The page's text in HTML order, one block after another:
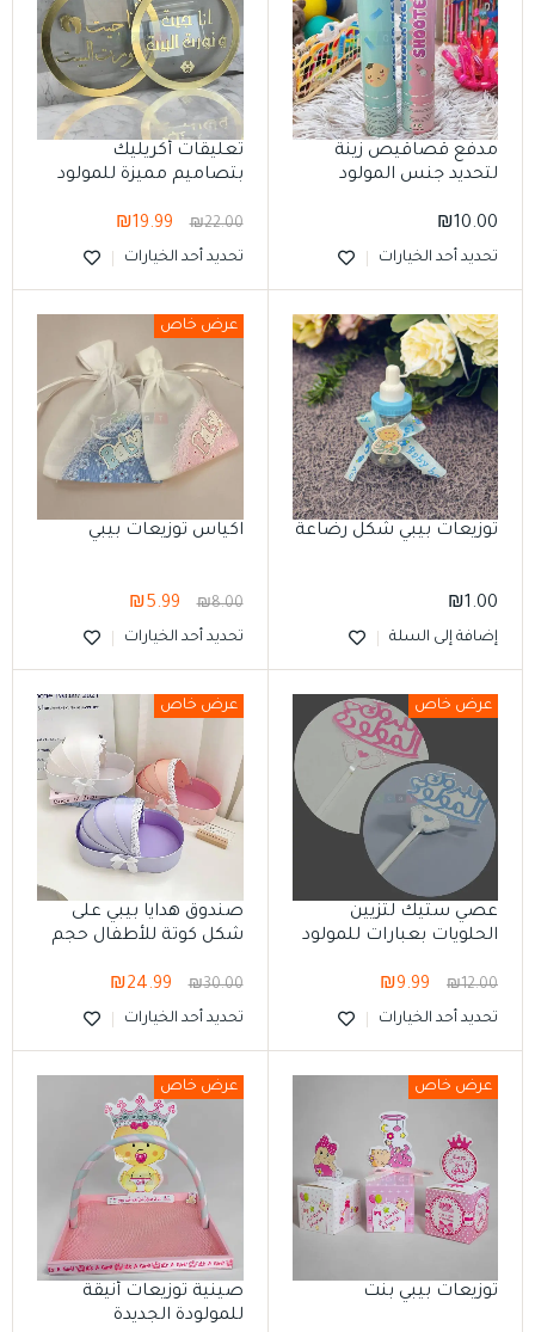
مدفع قصاقيص زينة
لتحديد جنس المولود
₪10.00
تحديد أحد الخيارات
تعليقات أكريليك
بتصاميم مميزة للمولود
₪22.00
₪19.99
تحديد أحد الخيارات
توزيعات بيبي شكل رضاعة
₪1.00
إضافة إلى السلة
اكياس توزيعات بيبي
عرض خاص
₪8.00
₪5.99
تحديد أحد الخيارات
عصي ستيك لتزيين
الحلويات بعبارات للمولود
عرض خاص
₪12.00
₪9.99
تحديد أحد الخيارات
صندوق هدايا بيبي على
شكل كوتة للأطفال حجم
عرض خاص
₪30.00
₪24.99
تحديد أحد الخيارات
توزيعات بيبي بنت
عرض خاص
صينية توزيعات أنيقة
للمولودة الجديدة
عرض خاص